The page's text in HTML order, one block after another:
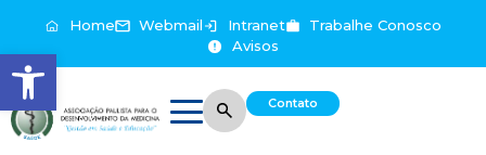
Abrir a barra de ferramentas
Home Webmail Intranet
Trabalhe Conosco
Avisos
Contato